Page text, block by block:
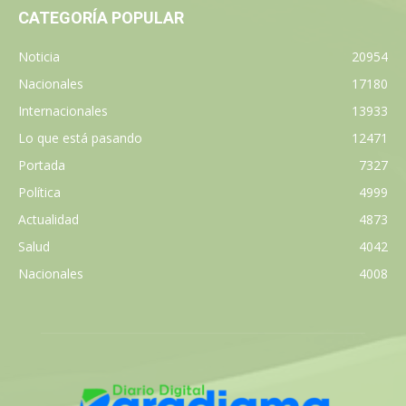
CATEGORÍA POPULAR
Noticia
20954
Nacionales
17180
Internacionales
13933
Lo que está pasando
12471
Portada
7327
Política
4999
Actualidad
4873
Salud
4042
Nacionales
4008